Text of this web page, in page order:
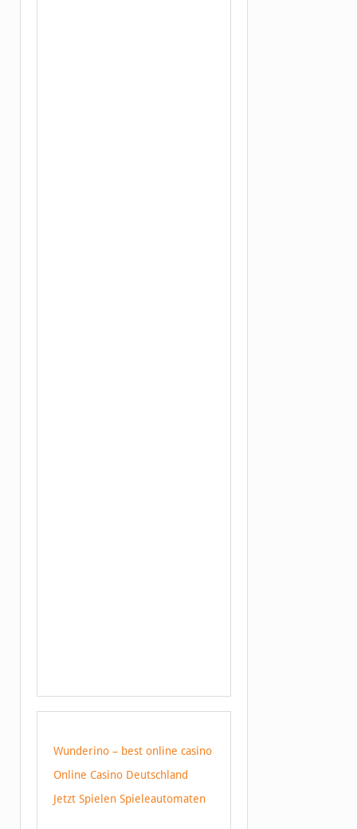
Wunderino – best online casino
Online Casino Deutschland
Jetzt Spielen Spieleautomaten